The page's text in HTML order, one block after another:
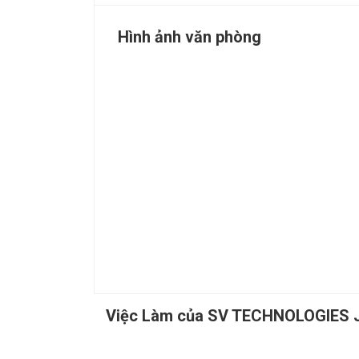
Hình ảnh văn phòng
Việc Làm của SV TECHNOLOGIES